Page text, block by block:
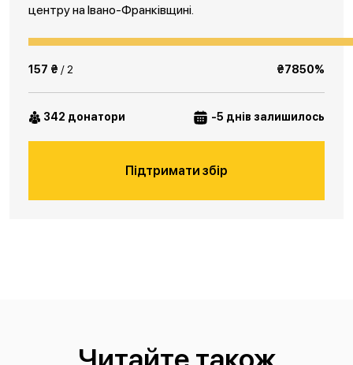
центру на Івано-Франківщині.
157 ₴ / 2 ₴7850%
342 донатори -5 днів залишилось
Підтримати збір